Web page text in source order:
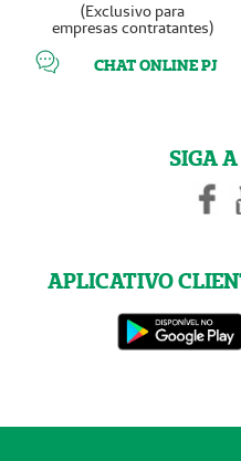
(Exclusivo para
empresas contratantes)
CHAT ONLINE PJ
SIGA
APLICATIVO